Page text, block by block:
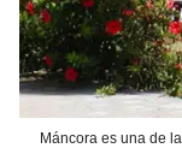
Máncora es una de